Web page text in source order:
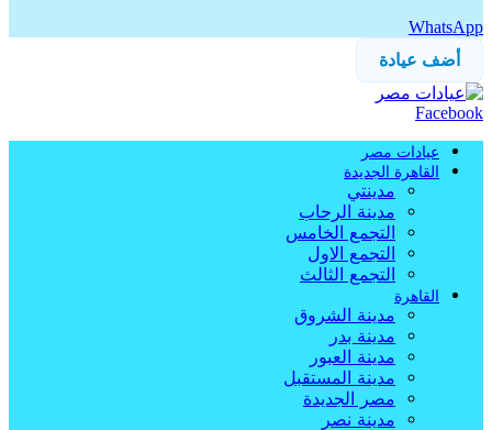
WhatsApp
أضف عيادة
Facebook
عيادات مصر
القاهرة الجديدة
مدينتي
مدينة الرحاب
التجمع الخامس
التجمع الاول
التجمع الثالث
القاهرة
مدينة الشروق
مدينة بدر
مدينة العبور
مدينة المستقبل
مصر الجديدة
مدينة نصر